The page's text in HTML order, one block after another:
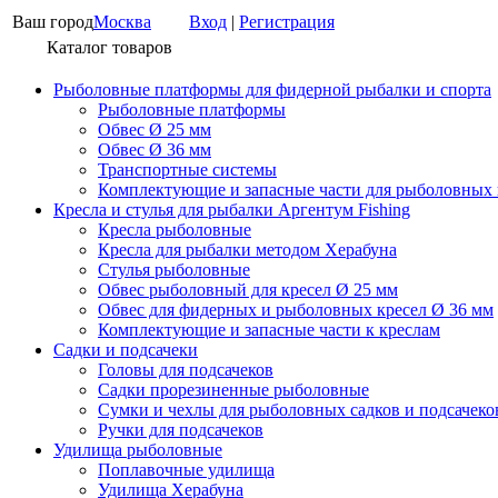
Ваш городМосква Вход | Регистрация
Каталог товаров
Рыболовные платформы для фидерной рыбалки и спорта
Рыболовные платформы
Обвес Ø 25 мм
Обвес Ø 36 мм
Транспортные системы
Комплектующие и запасные части для рыболовных
Кресла и стулья для рыбалки Аргентум Fishing
Кресла рыболовные
Кресла для рыбалки методом Херабуна
Стулья рыболовные
Обвес рыболовный для кресел Ø 25 мм
Обвес для фидерных и рыболовных кресел Ø 36 мм
Комплектующие и запасные части к креслам
Садки и подсачеки
Головы для подсачеков
Садки прорезиненные рыболовные
Сумки и чехлы для рыболовных садков и
Ручки для подсачеков
Удилища рыболовные
Поплавочные удилища
Удилища Херабуна